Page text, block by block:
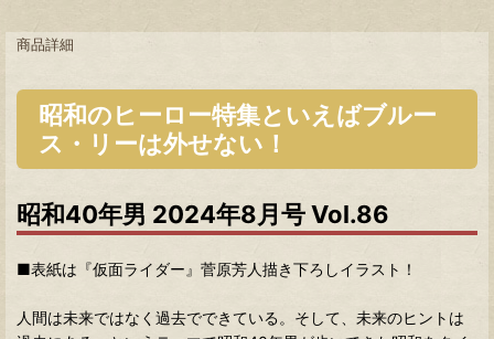
商品詳細
昭和のヒーロー特集といえばブルー
ス・リーは外せない！
昭和40年男 2024年8月号 Vol.86
■表紙は『仮面ライダー』菅原芳人描き下ろしイラスト！
人間は未来ではなく過去でできている。そして、未来のヒントは